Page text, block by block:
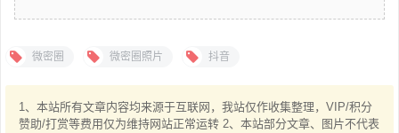
微密圈 微密圈照片 抖音
1、本站所有文章内容均来源于互联网，我站仅作收集整理，VIP/积分
赞助/打赏等费用仅为维持网站正常运转 2、本站部分文章、图片不代表